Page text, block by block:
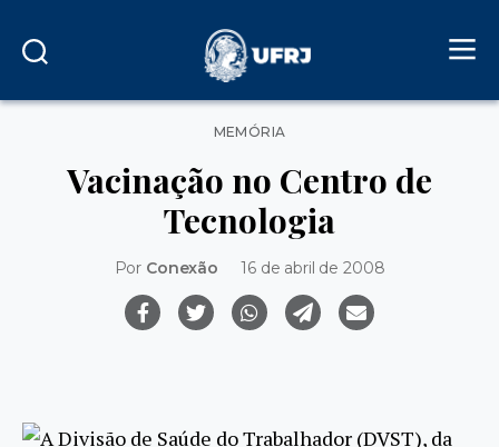
Categorias
MEMÓRIA
Vacinação no Centro de
Tecnologia
Por Conexão 16 de abril de 2008
A Divisão de Saúde do Trabalhador (DVST), da